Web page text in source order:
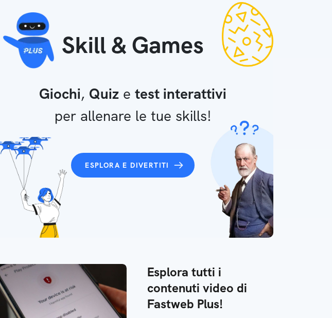
Skill & Games
Giochi, Quiz e test interattivi
per allenare le tue skills!
ESPLORA E DIVERTITI
Esplora tutti i
contenuti video di
Fastweb Plus!